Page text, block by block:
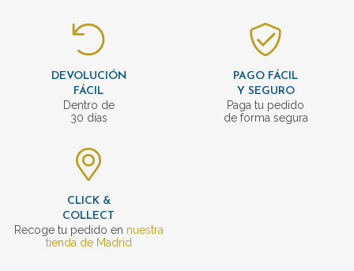
DEVOLUCIÓN
FÁCIL
Dentro de
30 días
PAGO FÁCIL
Y SEGURO
Paga tu pedido
de forma segura
CLICK &
COLLECT
Recoge tu pedido en nuestra
tienda de Madrid